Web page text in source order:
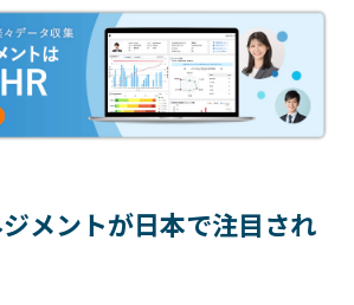
メントが日本で注目され